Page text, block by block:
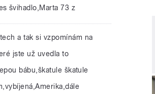
švihadlo,Marta 73 z
a tak si vzpomínám na
jste už uvedla to
bábu,škatule škatule